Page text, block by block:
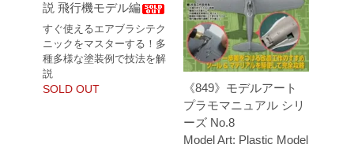
説 飛行機モデル編
すぐ使えるエアブラシテク
ニックをマスターする！多
種多様な塗装例で技法を解
説
SOLD OUT
《849》モデルアート
プラモマニュアル シリ
ーズ No.8
Model Art: Plastic Model